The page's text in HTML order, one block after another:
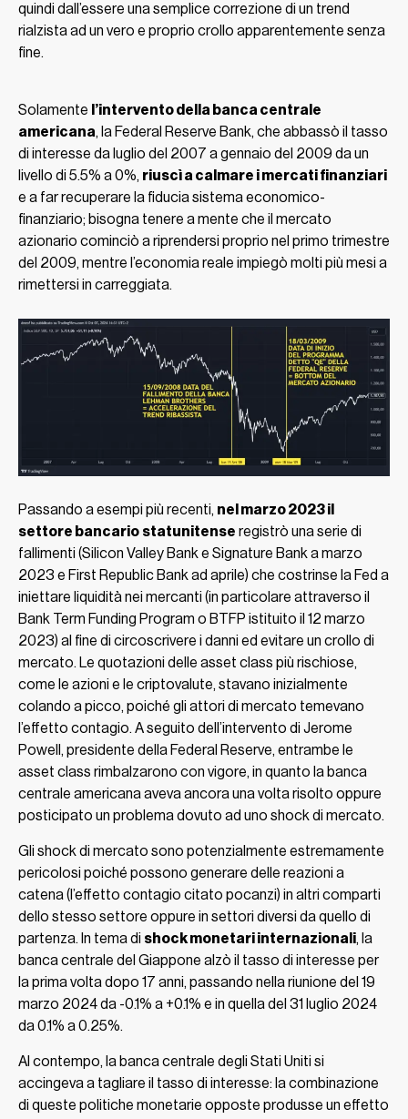
quindi dall’essere una semplice correzione di un trend
rialzista ad un vero e proprio crollo apparentemente senza
fine.
Solamente l’intervento della banca centrale
americana, la Federal Reserve Bank, che abbassò il tasso
di interesse da luglio del 2007 a gennaio del 2009 da un
livello di 5.5% a 0%, riuscì a calmare i mercati finanziari
e a far recuperare la fiducia sistema economico-
finanziario; bisogna tenere a mente che il mercato
azionario cominciò a riprendersi proprio nel primo trimestre
del 2009, mentre l’economia reale impiegò molti più mesi a
rimettersi in carreggiata.
Passando a esempi più recenti, nel marzo 2023 il
settore bancario statunitense registrò una serie di
fallimenti (Silicon Valley Bank e Signature Bank a marzo
2023 e First Republic Bank ad aprile) che costrinse la Fed a
iniettare liquidità nei mercanti (in particolare attraverso il
Bank Term Funding Program o BTFP istituito il 12 marzo
2023) al fine di circoscrivere i danni ed evitare un crollo di
mercato. Le quotazioni delle asset class più rischiose,
come le azioni e le criptovalute, stavano inizialmente
colando a picco, poiché gli attori di mercato temevano
l’effetto contagio. A seguito dell’intervento di Jerome
Powell, presidente della Federal Reserve, entrambe le
asset class rimbalzarono con vigore, in quanto la banca
centrale americana aveva ancora una volta risolto oppure
posticipato un problema dovuto ad uno shock di mercato.
Gli shock di mercato sono potenzialmente estremamente
pericolosi poiché possono generare delle reazioni a
catena (l’effetto contagio citato pocanzi) in altri comparti
dello stesso settore oppure in settori diversi da quello di
partenza. In tema di shock monetari internazionali, la
banca centrale del Giappone alzò il tasso di interesse per
la prima volta dopo 17 anni, passando nella riunione del 19
marzo 2024 da -0.1% a +0.1% e in quella del 31 luglio 2024
da 0.1% a 0.25%.
Al contempo, la banca centrale degli Stati Uniti si
accingeva a tagliare il tasso di interesse: la combinazione
di queste politiche monetarie opposte produsse un effetto